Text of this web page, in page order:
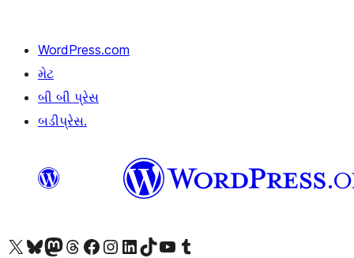
WordPress.com
મેટ
બી બી પ્રેસ
બડીપ્રેસ.
અમારા X (અગાઉ ટ્વિટર) એકાઉન્ટની મુલાકાત લોઅમારા Bluesky એકાઉન્ટની મુલાકાત લોઅમારા માસ્ટોડોન એકાઉન્ટની મુલાકાત લોઅમારા Threads એકાઉન્ટની મુલાકાત લો અમારા ફેસબુક પેજની મુલાકાત લોઅમારા ઇન્સ્ટાગ્રામ એકાઉન્ટની મુલાકાત લો અમારા LinkedIn એકાઉન્ટની મુલાકાત લોઅમારા TikTok એકાઉન્ટની મુલાકાત લોઅમારી YouTube ચેનલની મુલાકાત લો અમારા Tumblr એકાઉન્ટની મુલાકાત લો